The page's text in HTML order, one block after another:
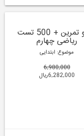
کار و تمرین + 500 تست
ریاضی چهارم
موضوع: ابتدایی
6,980,000
6,282,000ریال